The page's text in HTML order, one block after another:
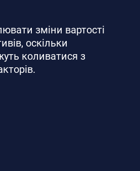
зміни вартості
оскільки
коливатися з